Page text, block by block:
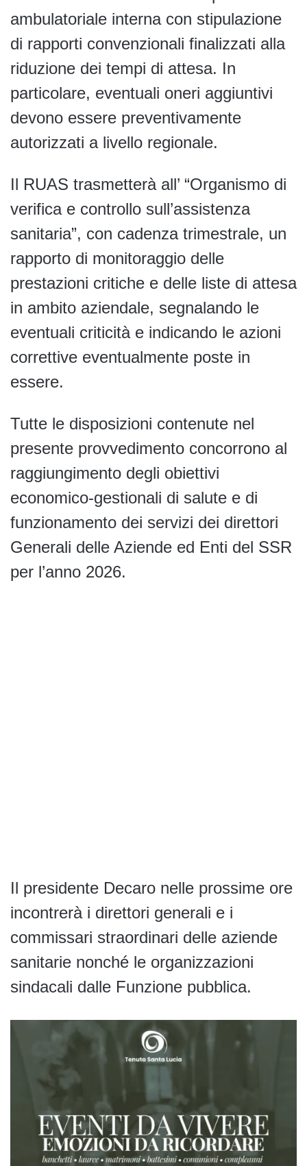
ambulatoriale interna con stipulazione
di rapporti convenzionali finalizzati alla
riduzione dei tempi di attesa. In
particolare, eventuali oneri aggiuntivi
devono essere preventivamente
autorizzati a livello regionale.
Il RUAS trasmetterà all’ “Organismo di
verifica e controllo sull’assistenza
sanitaria”, con cadenza trimestrale, un
rapporto di monitoraggio delle
prestazioni critiche e delle liste di attesa
in ambito aziendale, segnalando le
eventuali criticità e indicando le azioni
correttive eventualmente poste in
essere.
Tutte le disposizioni contenute nel
presente provvedimento concorrono al
raggiungimento degli obiettivi
economico-gestionali di salute e di
funzionamento dei servizi dei direttori
Generali delle Aziende ed Enti del SSR
per l’anno 2026.
Il presidente Decaro nelle prossime ore
incontrerà i direttori generali e i
commissari straordinari delle aziende
sanitarie nonché le organizzazioni
sindacali dalle Funzione pubblica.